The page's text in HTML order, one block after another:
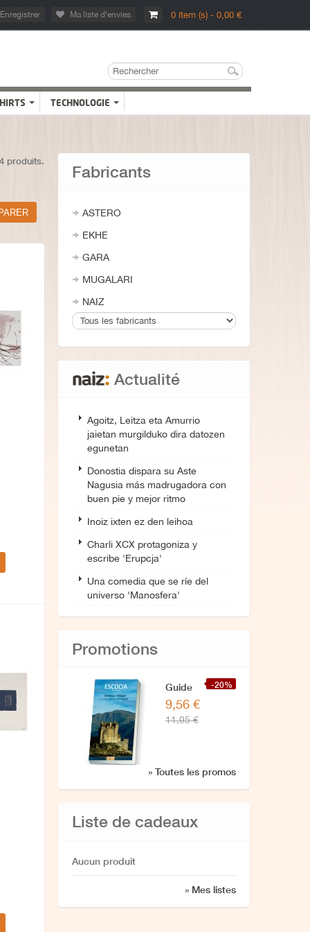
0 Item (s) - 0,00 €
Enregistrer Ma liste d'envies
TECHNOLOGIE
produits.
Fabricants
ASTERO
EKHE
GARA
MUGALARI
NAIZ
Actualité
Agoitz, Leitza eta Amurrio
jaietan murgilduko dira datozen
egunetan
Donostia dispara su Aste
Nagusia más madrugadora con
buen pie y mejor ritmo
Inoiz ixten ez den leihoa
Charli XCX protagoniza y
escribe 'Erupcja'
Una comedia que se ríe del
universo 'Manosfera'
Promotions
-20%
Guide
de
IÉcosse
9,56 €
11,95 €
» Toutes les promos
Liste de cadeaux
Aucun produit
» Mes listes